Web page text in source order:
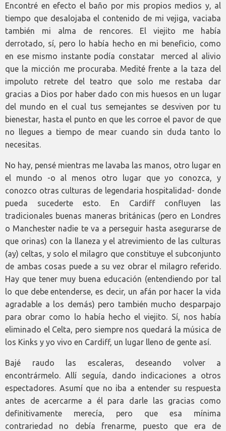
Encontré en efecto el baño por mis propios medios y, al
tiempo que desalojaba el contenido de mi vejiga, vaciaba
también mi alma de rencores. El viejito me había
derrotado, sí, pero lo había hecho en mi beneficio, como
en ese mismo instante podía constatar merced al alivio
que la micción me procuraba. Medité frente a la taza del
impoluto retrete del teatro que solo me restaba dar
gracias a Dios por haber dado con mis huesos en un lugar
del mundo en el cual tus semejantes se desviven por tu
bienestar, hasta el punto en que les corroe el pavor de que
no llegues a tiempo de mear cuando sin duda tanto lo
necesitas.
No hay, pensé mientras me lavaba las manos, otro lugar en
el mundo -o al menos otro lugar que yo conozca, y
conozco otras culturas de legendaria hospitalidad- donde
pueda sucederte esto. En Cardiff confluyen las
tradicionales buenas maneras británicas (pero en Londres
o Manchester nadie te va a perseguir hasta asegurarse de
que orinas) con la llaneza y el atrevimiento de las culturas
(ay) celtas, y solo el milagro que constituye el subconjunto
de ambas cosas puede a su vez obrar el milagro referido.
Hay que tener muy buena educación (entendiendo por tal
lo que debe entenderse, es decir, un afán por hacer la vida
agradable a los demás) pero también mucho desparpajo
para obrar como lo había hecho el viejito. Sí, nos había
eliminado el Celta, pero siempre nos quedará la música de
los Kinks y yo vivo en Cardiff, un lugar lleno de gente así.
Bajé raudo las escaleras, deseando volver a
encontrármelo. Allí seguía, dando indicaciones a otros
espectadores. Asumí que no iba a entender su respuesta
antes de acercarme a él para darle las gracias como
definitivamente merecía, pero que esa mínima
contrariedad no debía frenarme, puesto que era de